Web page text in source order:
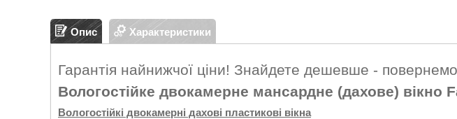
Опис Характеристики
Гарантія найнижчої ціни! Знайдете дешевше -
Вологостійке двокамерне мансардне (дахове) вікно
Вологостійкі двокамерні дахові пластикові вікна